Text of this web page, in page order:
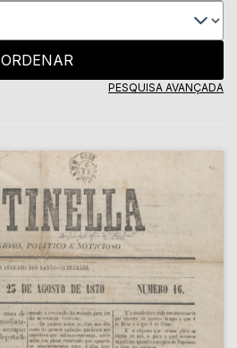
ORDENAR
PESQUISA AVANÇADA